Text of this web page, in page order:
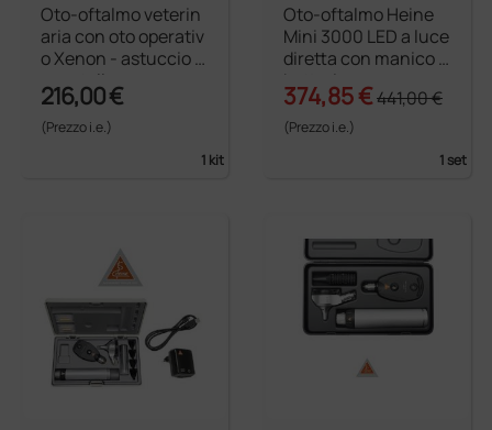
Oto-oftalmo veterin
aria con oto operativ
o Xenon - astuccio i
n metallo
216,00 €
(Prezzo i.e.)
1 kit
Oto-oftalmo Heine
Mini 3000 LED a luce
diretta con manico a
batterie - nero
374,85 €441,00 €
(Prezzo i.e.)
1 set